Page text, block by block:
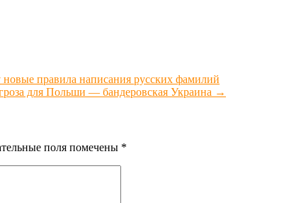
правила написания русских фамилий
для Польши — бандеровская Украина →
поля помечены *